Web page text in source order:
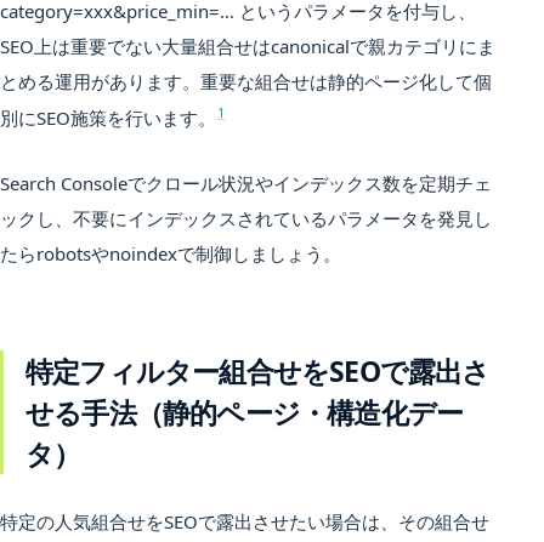
category=xxx&price_min=… というパラメータを付与し、
SEO上は重要でない大量組合せはcanonicalで親カテゴリにま
とめる運用があります。重要な組合せは静的ページ化して個
別にSEO施策を行います。
1
Search Consoleでクロール状況やインデックス数を定期チェ
ックし、不要にインデックスされているパラメータを発見し
たらrobotsやnoindexで制御しましょう。
特定フィルター組合せをSEOで露出さ
せる手法（静的ページ・構造化デー
タ）
特定の人気組合せをSEOで露出させたい場合は、その組合せ